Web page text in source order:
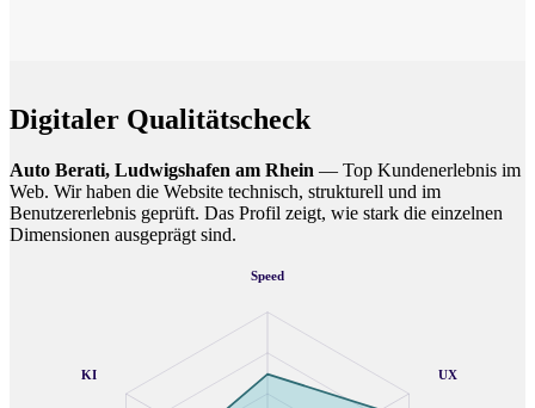
Digitaler Qualitätscheck
Auto Berati, Ludwigshafen am Rhein — Top Kundenerlebnis im
Web. Wir haben die Website technisch, strukturell und im
Benutzererlebnis geprüft. Das Profil zeigt, wie stark die einzelnen
Dimensionen ausgeprägt sind.
Speed
UX
KI